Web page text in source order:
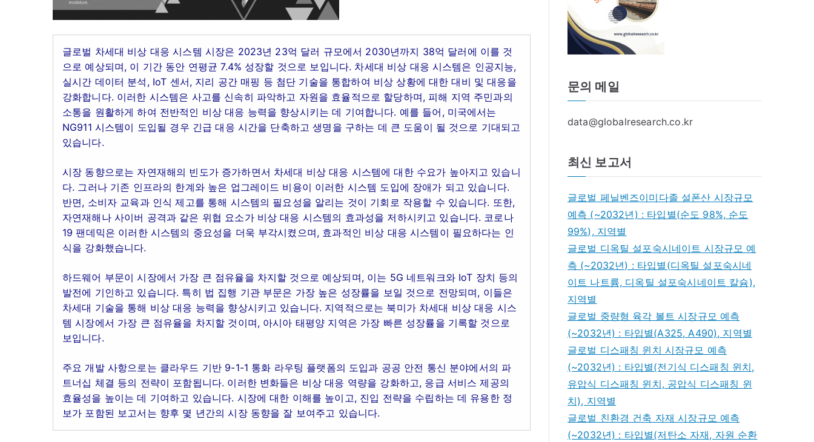
글로벌 차세대 비상 대응 시스템 시장은 2023년 23억 달러 규모에서 2030년까지 38억 달러에 이를 것
으로 예상되며, 이 기간 동안 연평균 7.4% 성장할 것으로 보입니다. 차세대 비상 대응 시스템은 인공지능,
실시간 데이터 분석, IoT 센서, 지리 공간 매핑 등 첨단 기술을 통합하여 비상 상황에 대한 대비 및 대응을
강화합니다. 이러한 시스템은 사고를 신속히 파악하고 자원을 효율적으로 할당하며, 피해 지역 주민과의
소통을 원활하게 하여 전반적인 비상 대응 능력을 향상시키는 데 기여합니다. 예를 들어, 미국에서는
NG911 시스템이 도입될 경우 긴급 대응 시간을 단축하고 생명을 구하는 데 큰 도움이 될 것으로 기대되고
있습니다.
시장 동향으로는 자연재해의 빈도가 증가하면서 차세대 비상 대응 시스템에 대한 수요가 높아지고 있습니
다. 그러나 기존 인프라의 한계와 높은 업그레이드 비용이 이러한 시스템 도입에 장애가 되고 있습니다.
반면, 소비자 교육과 인식 제고를 통해 시스템의 필요성을 알리는 것이 기회로 작용할 수 있습니다. 또한,
자연재해나 사이버 공격과 같은 위협 요소가 비상 대응 시스템의 효과성을 저하시키고 있습니다. 코로나
19 팬데믹은 이러한 시스템의 중요성을 더욱 부각시켰으며, 효과적인 비상 대응 시스템이 필요하다는 인
식을 강화했습니다.
하드웨어 부문이 시장에서 가장 큰 점유율을 차지할 것으로 예상되며, 이는 5G 네트워크와 IoT 장치 등의
발전에 기인하고 있습니다. 특히 법 집행 기관 부문은 가장 높은 성장률을 보일 것으로 전망되며, 이들은
차세대 기술을 통해 비상 대응 능력을 향상시키고 있습니다. 지역적으로는 북미가 차세대 비상 대응 시스
템 시장에서 가장 큰 점유율을 차지할 것이며, 아시아 태평양 지역은 가장 빠른 성장률을 기록할 것으로
보입니다.
주요 개발 사항으로는 클라우드 기반 9-1-1 통화 라우팅 플랫폼의 도입과 공공 안전 통신 분야에서의 파
트너십 체결 등의 전략이 포함됩니다. 이러한 변화들은 비상 대응 역량을 강화하고, 응급 서비스 제공의
효율성을 높이는 데 기여하고 있습니다. 시장에 대한 이해를 높이고, 진입 전략을 수립하는 데 유용한 정
보가 포함된 보고서는 향후 몇 년간의 시장 동향을 잘 보여주고 있습니다.
문의 메일
data@globalresearch.co.kr
최신 보고서
글로벌 페닐벤즈이미다졸 설폰산 시장규모
예측 (~2032년) : 타입별(순도 98%, 순도
99%), 지역별
글로벌 디옥틸 설포숙시네이트 시장규모 예
측 (~2032년) : 타입별(디옥틸 설포숙시네
이트 나트륨, 디옥틸 설포숙시네이트 칼슘),
지역별
글로벌 중량형 육각 볼트 시장규모 예측
(~2032년) : 타입별(A325, A490), 지역별
글로벌 디스패칭 윈치 시장규모 예측
(~2032년) : 타입별(전기식 디스패칭 윈치,
유압식 디스패칭 윈치, 공압식 디스패칭 윈
치), 지역별
글로벌 친환경 건축 자재 시장규모 예측
(~2032년) : 타입별(저탄소 자재, 자원 순환